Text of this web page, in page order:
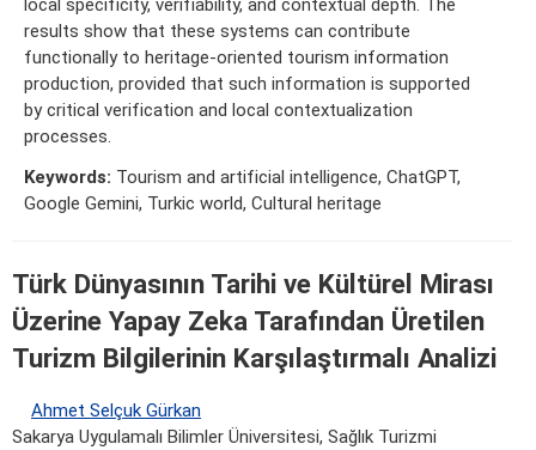
local specificity, verifiability, and contextual depth. The
results show that these systems can contribute
functionally to heritage-oriented tourism information
production, provided that such information is supported
by critical verification and local contextualization
processes.
Keywords: Tourism and artificial intelligence, ChatGPT,
Google Gemini, Turkic world, Cultural heritage
Türk Dünyasının Tarihi ve Kültürel Mirası
Üzerine Yapay Zeka Tarafından Üretilen
Turizm Bilgilerinin Karşılaştırmalı Analizi
Ahmet Selçuk Gürkan
Sakarya Uygulamalı Bilimler Üniversitesi, Sağlık Turizmi